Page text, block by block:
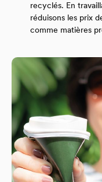
recyclés. En
réduisons les prix
comme matières